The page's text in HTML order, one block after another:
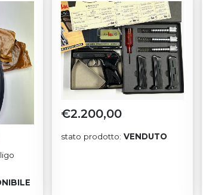
€2.200,00
stato prodotto: VENDUTO